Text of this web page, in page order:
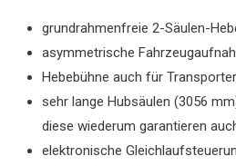
grundrahmenfreie 2-Säulen-
asymmetrische
Hebebühne auch für
sehr lange Hubsäulen (3056
diese wiederum garantieren
elektronische